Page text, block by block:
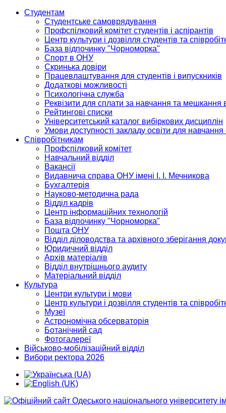
Студентам
Студентське самоврядування
Профспілковий комітет студентів і аспірантів
Центр культури і дозвілля студентів та
База відпочинку "Чорноморка"
Спорт в ОНУ
Скринька довіри
Працевлаштування для студентів і випускників
Додаткові можливості
Психологічна служба
Реквізити для сплати за навчання та мешкання
Рейтингові списки
Університетський каталог вибіркових дисциплін
Умови доступності закладу освіти для
Співробітникам
Профспілковий комітет
Навчальний відділ
Вакансії
Видавнича справа ОНУ імені І. І. Мечникова
Бухгалтерія
Науково-методична рада
Відділ кадрів
Центр інформаційних технологій
База відпочинку "Чорноморка"
Пошта ОНУ
Відділ діловодства та архівного зберігання
Юридичний відділ
Архів матеріалів
Відділ внутрішнього аудиту
Матеріальний відділ
Культура
Центри культури і мови
Центр культури і дозвілля студентів та
Музеї
Астрономічна обсерваторія
Ботанічний сад
Фотогалереї
Військово-мобілізаційний відділ
Вибори ректора 2026